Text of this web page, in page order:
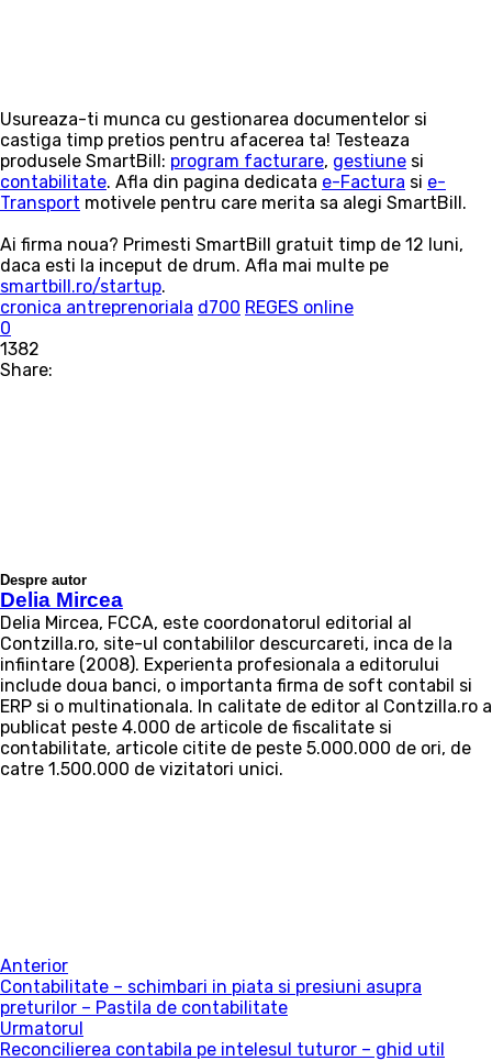
Usureaza-ti munca cu gestionarea documentelor si
castiga timp pretios pentru afacerea ta! Testeaza
produsele SmartBill: program facturare, gestiune si
contabilitate. Afla din pagina dedicata e-Factura si e-
Transport motivele pentru care merita sa alegi SmartBill.
Ai firma noua? Primesti SmartBill gratuit timp de 12 luni,
daca esti la inceput de drum. Afla mai multe pe
smartbill.ro/startup.
cronica antreprenoriala d700 REGES online
0
1382
Share:
Despre autor
Delia Mircea
Delia Mircea, FCCA, este coordonatorul editorial al
Contzilla.ro, site-ul contabililor descurcareti, inca de la
infiintare (2008). Experienta profesionala a editorului
include doua banci, o importanta firma de soft contabil si
ERP si o multinationala. In calitate de editor al Contzilla.ro a
publicat peste 4.000 de articole de fiscalitate si
contabilitate, articole citite de peste 5.000.000 de ori, de
catre 1.500.000 de vizitatori unici.
Anterior
Contabilitate – schimbari in piata si presiuni asupra
preturilor – Pastila de contabilitate
Urmatorul
Reconcilierea contabila pe intelesul tuturor – ghid util